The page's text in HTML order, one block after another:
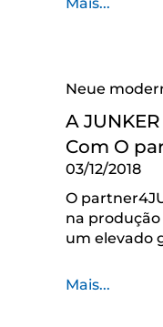
Mais...
Neue
A
Com O
03/12/2018
O
na
um elevado
Mais...